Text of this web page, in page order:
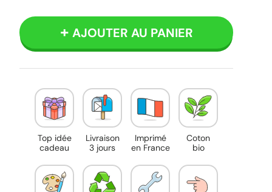
AJOUTER AU PANIER
Top idée
cadeau
Livraison
3 jours
Imprimé
en France
Coton
bio